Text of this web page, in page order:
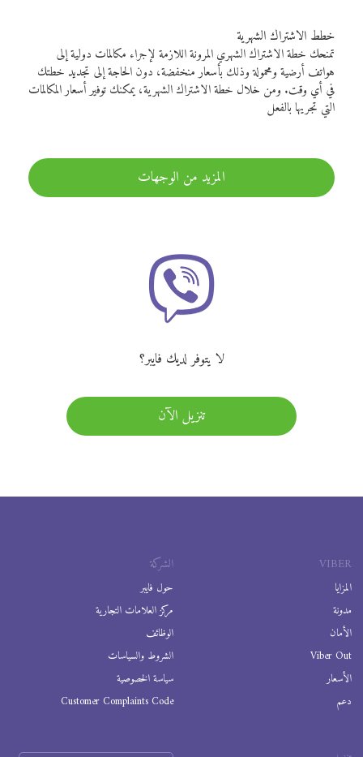
خطط الاشتراك الشهرية
تمنحك خطة الاشتراك الشهري المرونة اللازمة لإجراء مكالمات دولية إلى
هواتف أرضية ومحمولة وذلك بأسعار منخفضة، دون الحاجة إلى تجديد خطتك
في أي وقت. ومن خلال خطة الاشتراك الشهرية، يمكنك توفير أسعار المكالمات
التي تجريها بالفعل
المزيد من الوجهات
لا يتوفر لديك فايبر؟
تنزيل الآن
VIBER
المزايا
مدونة
الأمان
Viber Out
الأسعار
دعم
الشركة
حول فايبر
مركز العلامات التجارية
الوظائف
الشروط والسياسات
سياسة الخصوصية
Customer Complaints Code